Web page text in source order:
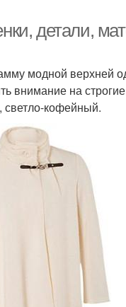
детали,
модной верхней
внимание на
кофейный.